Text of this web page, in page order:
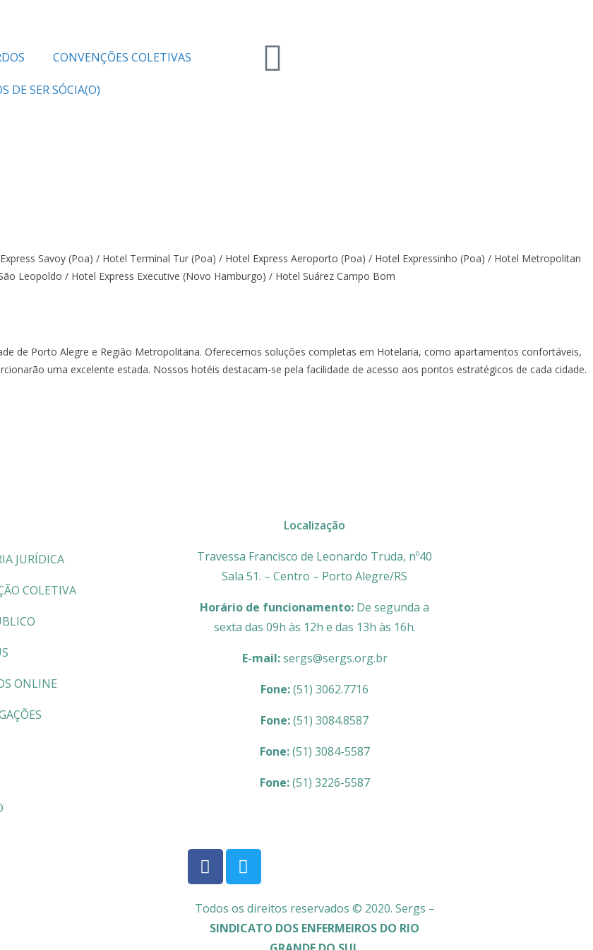
CONVENÇÕES COLETIVAS
DE SER SÓCIA(O)
Savoy (Poa) / Hotel Terminal Tur (Poa) / Hotel Express Aeroporto (Poa) / Hotel Expressinho (Poa) / Hotel Metropolitan
Leopoldo / Hotel Express Executive (Novo Hamburgo) / Hotel Suárez Campo Bom
de Porto Alegre e Região Metropolitana. Oferecemos soluções completas em Hotelaria, como apartamentos confortáveis,
uma excelente estada. Nossos hotéis destacam-se pela facilidade de acesso aos pontos estratégicos de cada cidade.
JURÍDICA
COLETIVA
ONLINE
Localização
Travessa Francisco de Leonardo Truda, nº40
Sala 51. – Centro – Porto Alegre/RS
Horário de funcionamento: De segunda a
sexta das 09h às 12h e das 13h às 16h.
E-mail:sergs@sergs.org.br
Fone:(51) 3062.7716
Fone:(51) 3084.8587
Fone:(51) 3084-5587
Fone:(51) 3226-5587
Todos os direitos reservados © 2020. Sergs –
SINDICATO DOS ENFERMEIROS DO RIO